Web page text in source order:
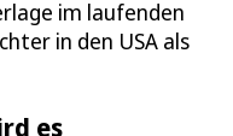
im laufenden
in den USA als
es